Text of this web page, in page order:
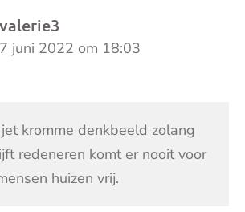
valerie3
7 juni 2022 om 18:03
kromme denkbeeld zolang
redeneren komt er nooit voor
huizen vrij.